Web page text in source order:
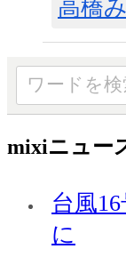
高橋
mixiニュー
台風
に